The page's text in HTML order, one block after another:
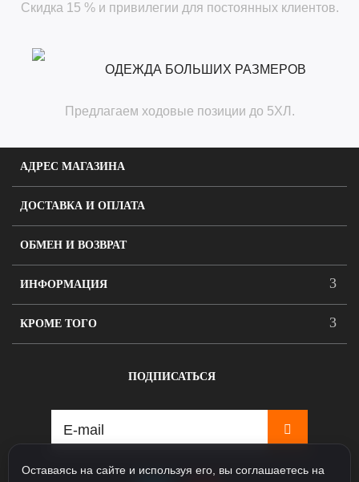
Скидка 15 % и привилегии для постоянных клиентов.
ОДЕЖДА БОЛЬШИХ РАЗМЕРОВ
Предлагаем ходовые позиции до 5ХЛ.
АДРЕС МАГАЗИНА
ДОСТАВКА И ОПЛАТА
ОБМЕН И ВОЗВРАТ
ИНФОРМАЦИЯ
КРОМЕ ТОГО
ПОДПИСАТЬСЯ
Оставаясь на сайте и используя его, вы соглашаетесь на